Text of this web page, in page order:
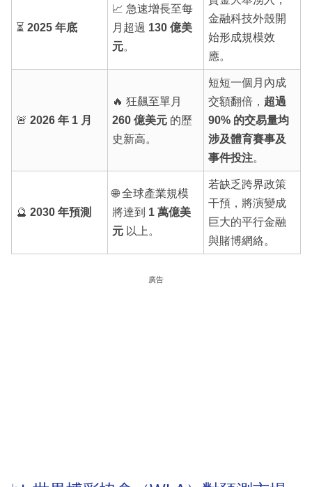
⏳ 2025 年底
📈 急速增長至每
月超過 130 億美
元。
金融科技外殼開
始形成規模效
應。
🚨 2026 年 1 月
🔥 狂飆至單月
260 億美元的歷
史新高。
短短一個月內成
交額翻倍， 超過
90% 的交易量均
涉及體育賽事及
事件投注。
🔮 2030 年預測
🌐 全球產業規模
將達到 1 萬億美
元以上。
若缺乏跨界政策
干預，將演變成
巨大的平行金融
與賭博網絡。
廣告